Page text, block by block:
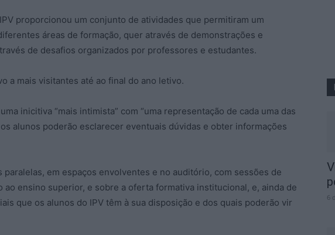
proporcionou um conjunto de atividades que permitiram um
áreas de formação, quer através de demonstrações e
de desafios organizados por professores e estudantes.
a mais visitantes até ao final do ano letivo.
inicitiva “mais intimista” com “uma representação de cada uma das
alunos poderão esclarecer eventuais dúvidas e obter informações
paralelas, em espaços envolventes e no auditório, com sessões de
ao ensino superior, e sobre a oferta formativa institucional, e, ainda de
que os alunos do IPV têm à sua disposição e dos quais poderão vir
6